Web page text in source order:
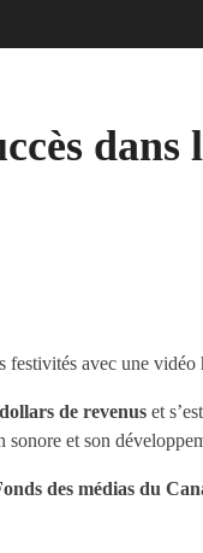
avec une
de revenus et
et son
des médias du